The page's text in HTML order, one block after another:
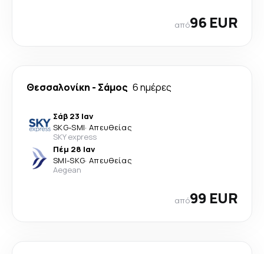
από96 EUR
Θεσσαλονίκη - Σάμος 6 ημέρες
Σάβ 23 Ιαν
SKG-SMI· Απευθείας
SKY express
Πέμ 28 Ιαν
SMI-SKG· Απευθείας
Aegean
από99 EUR